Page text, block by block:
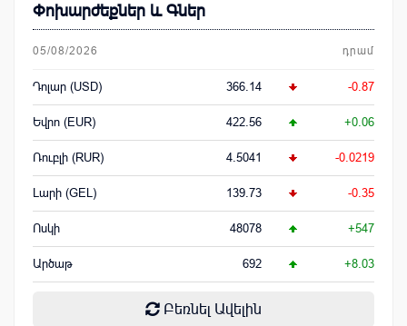
Փոխարժեքներ և Գներ
05/08/2026 դրամ
Դոլար (USD) 366.14 -0.87
Եվրո (EUR) 422.56 +0.06
Ռուբլի (RUR) 4.5041 -0.0219
Լարի (GEL) 139.73 -0.35
Ոսկի 48078 +547
Արծաթ 692 +8.03
Բեռնել Ավելին